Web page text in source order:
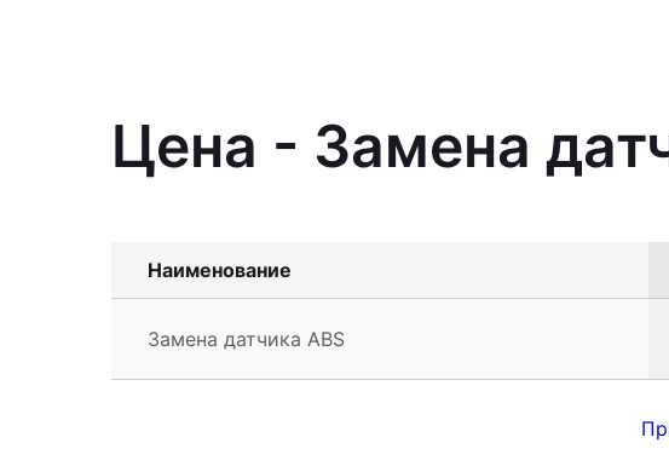
Цена - Замена
Наименование
Замена датчика ABS